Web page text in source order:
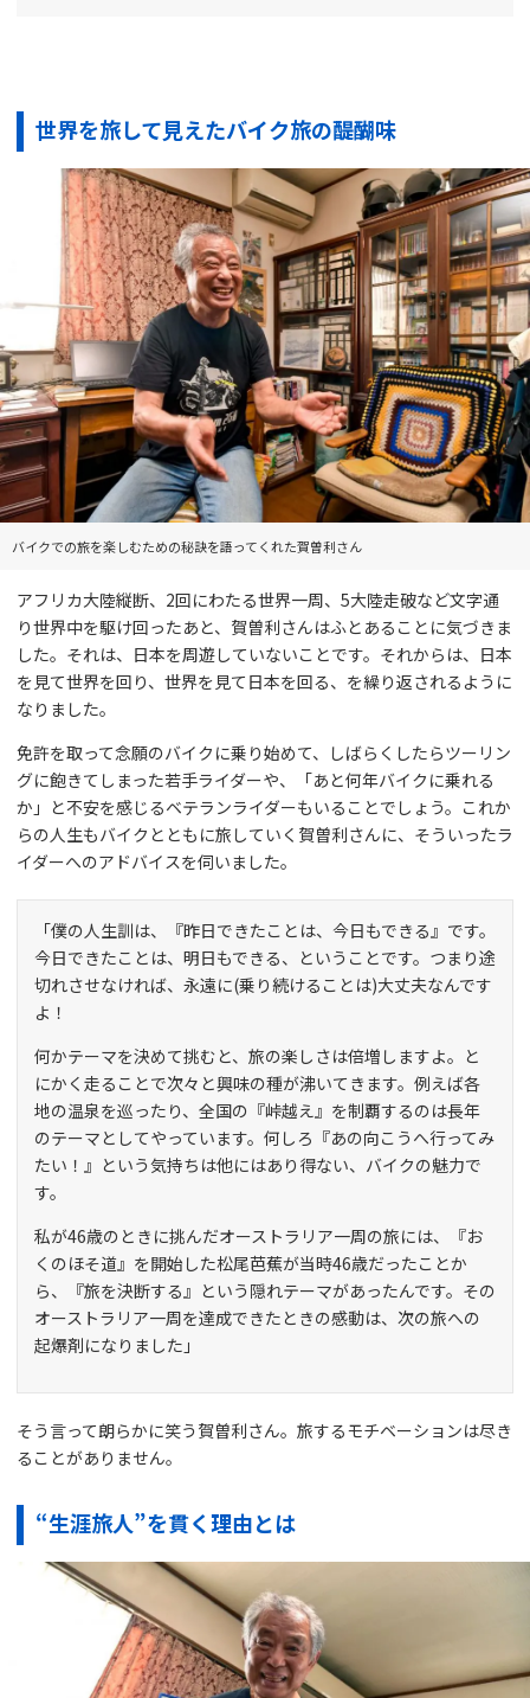
世界を旅して見えたバイク旅の醍醐味
バイクでの旅を楽しむための秘訣を語ってくれた賀曽利さん
アフリカ大陸縦断、2回にわたる世界一周、5大陸走破など文字通
り世界中を駆け回ったあと、賀曽利さんはふとあることに気づきま
した。それは、日本を周遊していないことです。それからは、日本
を見て世界を回り、世界を見て日本を回る、を繰り返されるように
なりました。
免許を取って念願のバイクに乗り始めて、しばらくしたらツーリン
グに飽きてしまった若手ライダーや、「あと何年バイクに乗れる
か」と不安を感じるベテランライダーもいることでしょう。これか
らの人生もバイクとともに旅していく賀曽利さんに、そういったラ
イダーへのアドバイスを伺いました。
「僕の人生訓は、『昨日できたことは、今日もできる』です。
今日できたことは、明日もできる、ということです。つまり途
切れさせなければ、永遠に(乗り続けることは)大丈夫なんです
よ！
何かテーマを決めて挑むと、旅の楽しさは倍増しますよ。と
にかく走ることで次々と興味の種が沸いてきます。例えば各
地の温泉を巡ったり、全国の『峠越え』を制覇するのは長年
のテーマとしてやっています。何しろ『あの向こうへ行ってみ
たい！』という気持ちは他にはあり得ない、バイクの魅力で
す。
私が46歳のときに挑んだオーストラリア一周の旅には、『お
くのほそ道』を開始した松尾芭蕉が当時46歳だったことか
ら、『旅を決断する』という隠れテーマがあったんです。その
オーストラリア一周を達成できたときの感動は、次の旅への
起爆剤になりました」
そう言って朗らかに笑う賀曽利さん。旅するモチベーションは尽き
ることがありません。
“生涯旅人”を貫く理由とは